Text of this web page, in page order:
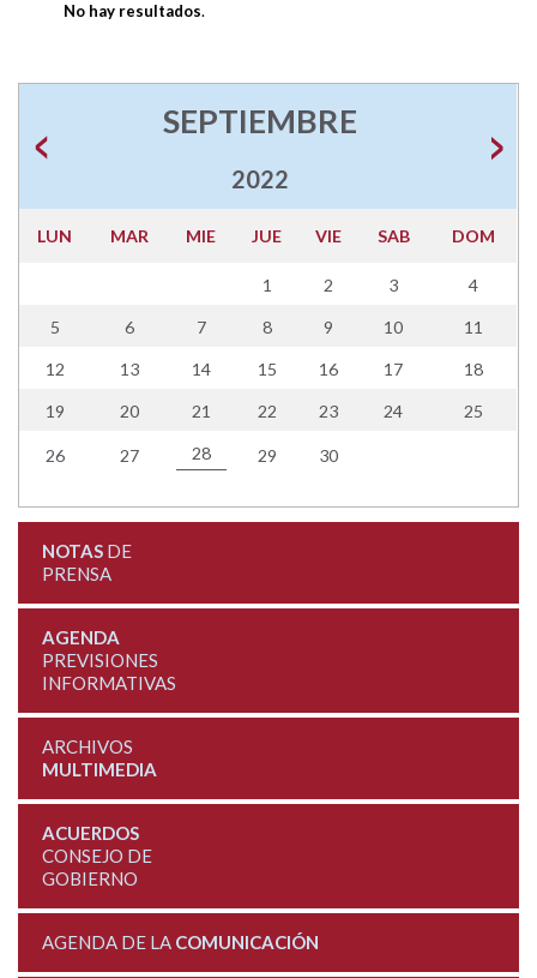
No hay resultados.
SEPTIEMBRE
2022
LUN MAR MIE JUE VIE SAB DOM
1 2 3 4
5 6 7 8 9 10 11
12 13 14 15 16 17 18
19 20 21 22 23 24 25
26 27 28 29 30
NOTASDE
PRENSA
AGENDA
PREVISIONES
INFORMATIVAS
ARCHIVOS
MULTIMEDIA
ACUERDOS
CONSEJO DE
GOBIERNO
AGENDA DE LA COMUNICACIÓN